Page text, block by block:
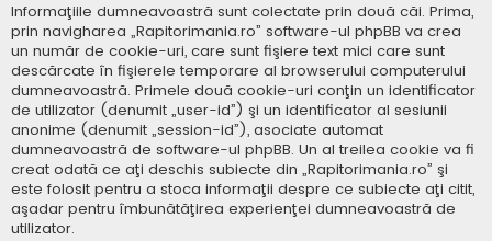
Informaţiile dumneavoastră sunt colectate prin două căi. Prima,
prin navigharea „Rapitorimania.ro” software-ul phpBB va crea
un număr de cookie-uri, care sunt fişiere text mici care sunt
descărcate în fişierele temporare al browserului computerului
dumneavoastră. Primele două cookie-uri conţin un identificator
de utilizator (denumit „user-id”) şi un identificator al sesiunii
anonime (denumit „session-id”), asociate automat
dumneavoastră de software-ul phpBB. Un al treilea cookie va fi
creat odată ce aţi deschis subiecte din „Rapitorimania.ro” şi
este folosit pentru a stoca informaţii despre ce subiecte aţi citit,
aşadar pentru îmbunătăţirea experienţei dumneavoastră de
utilizator.